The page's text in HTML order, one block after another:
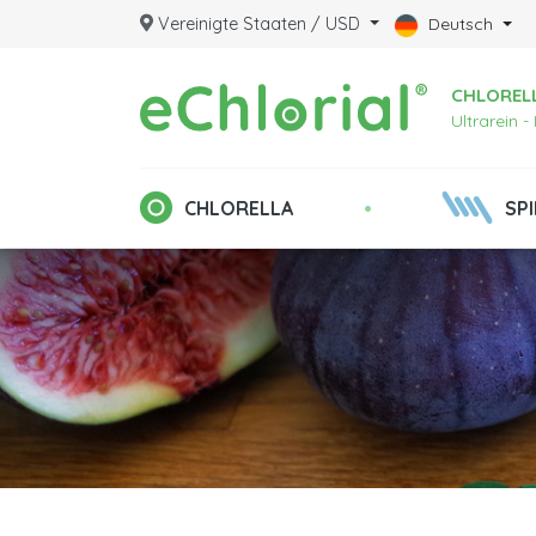
Vereinigte Staaten / USD Deutsch
Ultrarein -
CHLORELLA •